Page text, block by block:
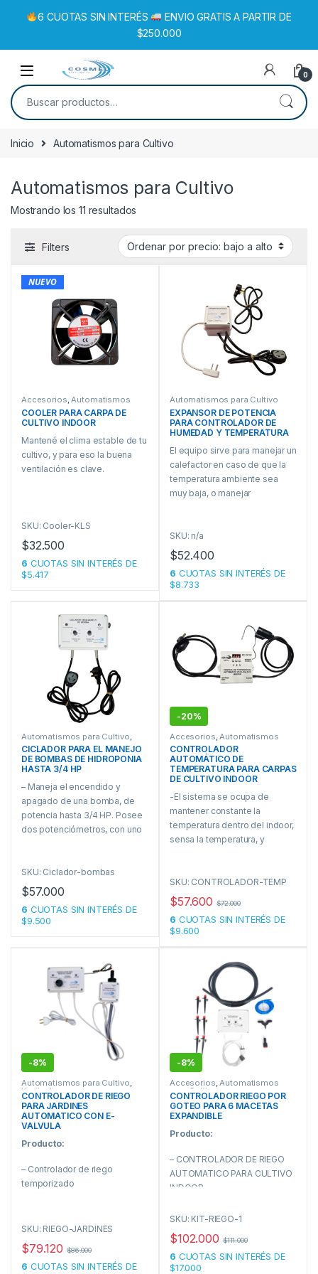
6 CUOTAS SIN INTERÉS
ENVIO GRATIS A PARTIR DE
$250.000
0
Inicio Automatismos para Cultivo
Automatismos para Cultivo
Mostrando los 11 resultados
Filters
NUEVO
Accesorios Automatismos
para Cultivo
COOLER PARA CARPA DE
CULTIVO INDOOR
Mantené el clima estable de tu
cultivo, y para eso la buena
ventilación es clave.
SKU: Cooler-KLS
$32.500
6 CUOTAS SIN INTERÉS DE
$5.417
Automatismos para Cultivo
EXPANSOR DE POTENCIA
PARA CONTROLADOR DE
HUMEDAD Y TEMPERATURA
El equipo sirve para manejar un
calefactor en caso de que la
temperatura ambiente sea
muy baja, o manejar
También se lo puede
configurar para manejar un
humidificador en caso de que
la humedad ambiente sea baja
y se necesite elevar, o manejar
necesite bajarla.
Después de setearlo, el
equipo se encarga de
mantener la temperatura y la
automática.
SKU: n/a
$52.400
6 CUOTAS SIN INTERÉS DE
$8.733
Automatismos para Cultivo
Hidroponia
CICLADOR PARA EL MANEJO
DE BOMBAS DE HIDROPONIA
HASTA 3/4 HP
– Maneja el encendido y
apagado de una bomba, de
potencia hasta 3/4 HP. Posee
dos potenciómetros, con uno
el otro el tiempo de reposo
entre activación y activación.
SKU: Ciclador-bombas
$57.000
6 CUOTAS SIN INTERÉS DE
$9.500
-20%
Accesorios Automatismos
para Cultivo
CONTROLADOR
AUTOMÁTICO DE
TEMPERATURA PARA CARPAS
DE CULTIVO INDOOR
-El sistema se ocupa de
mantener constante la
temperatura dentro del indoor,
sensa la temperatura, y
de220V para accionar
extractores e intractores de
aire, así al renovar el aire en el
interior, la temperatura baja,
cuando la temperatura llega a
220 V, y los extractores se
detienen automáticamente.
SKU: CONTROLADOR-TEMP
$57.600 $72.000
6 CUOTAS SIN INTERÉS DE
$9.600
-8%
Automatismos para Cultivo,
Horticultura
CONTROLADOR DE RIEGO
PARA JARDINES
AUTOMATICO CON E-
VALVULA
Producto:
– Controlador de riego
temporizado
SKU: RIEGO-JARDINES
$79.120 $86.000
6 CUOTAS SIN INTERÉS DE
-8%
Accesorios,Automatismos
para Cultivo
CONTROLADOR RIEGO POR
GOTEO PARA 6 MACETAS
EXPANDIBLE
Producto:
– CONTROLADOR DE RIEGO
AUTOMATICO PARA CULTIVO
INDOOR
Descripción:
Este equipo es de muy fácil
manejo, simplemente con 2
perillas (una regula el tiempo
SKU: KIT-RIEGO-1
$102.000 $111.000
6 CUOTAS SIN INTERÉS DE
$17.000